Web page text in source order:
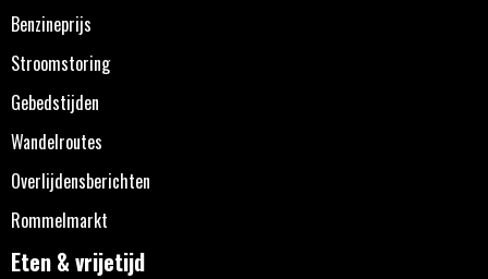
Benzineprijs
Stroomstoring
Gebedstijden
Wandelroutes
Overlijdensberichten
Rommelmarkt
Eten & vrijetijd